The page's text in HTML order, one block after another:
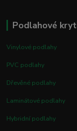
Podlahové
Vinylové podlahy
PVC podlahy
Dřevěné podlahy
Laminátové podlahy
Hybridní podlahy